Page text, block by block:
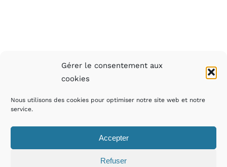
Gérer le consentement aux
cookies
Nous utilisons des cookies pour optimiser notre site web et notre
service.
Accepter
Refuser
Instagram